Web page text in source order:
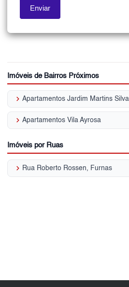
Imóveis de Bairros Próximos
keyboard_arrow_right Apartamentos Jardim Martins Silva
keyboard_arrow_right Apartamentos Vila Ayrosa
Imóveis por Ruas
keyboard_arrow_right Rua Roberto Rossen, Furnas